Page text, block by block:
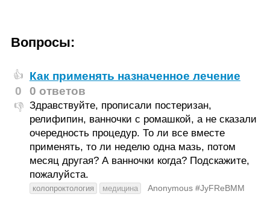
Вопросы:
👍
0
👎
Как применять назначенное лечение
0 ответов
Здравствуйте, прописали постеризан,
релифипин, ванночки с ромашкой, а не сказали
очередность процедур. То ли все вместе
применять, то ли неделю одна мазь, потом
месяц другая? А ванночки когда? Подскажите,
пожалуйста.
колопроктология медицина
Anonymous #JyFReBMM